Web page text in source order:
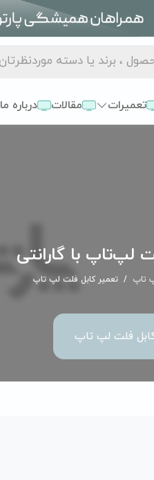
تعمیرات مقالات درباره ما
لپ‌تاپ با گارانتی
تاپ تعمیر کابل فلت لپ تاپ
فلت لپ تاپ